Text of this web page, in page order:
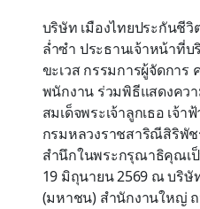
บริษัท เมืองไทยประกันชี
ล่ำซำ ประธานเจ้าหน้าที่
ขะเวส กรรมการผู้จัดการ
พนักงาน ร่วมพิธีแสดงคว
สมเด็จพระเจ้าลูกเธอ เจ้
กรมหลวงราชสาริณีสิริพั
สำนึกในพระกรุณาธิคุณเ
19 มิถุนายน2569 ณ บริษั
(มหาชน) สำนักงานใหญ่